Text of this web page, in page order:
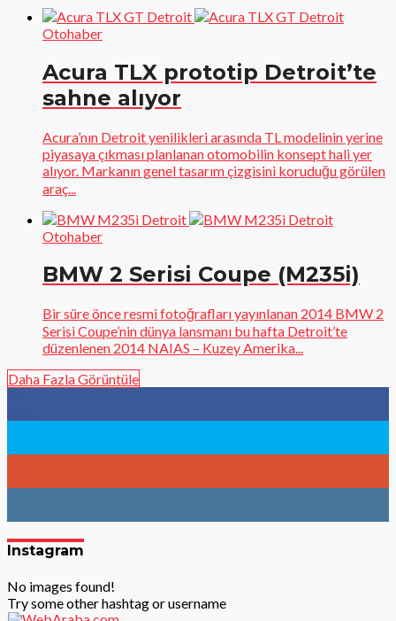
Otohaber
Acura TLX prototip Detroit’te
sahne alıyor
Acura’nın Detroit yenilikleri arasında TL modelinin yerine
piyasaya çıkması planlanan otomobilin konsept hali yer
alıyor. Markanın genel tasarım çizgisini koruduğu görülen
araç...
Otohaber
BMW 2 Serisi Coupe (M235i)
Bir süre önce resmi fotoğrafları yayınlanan 2014 BMW 2
Serisi Coupe’nin dünya lansmanı bu hafta Detroit’te
düzenlenen 2014 NAIAS – Kuzey Amerika...
Daha Fazla Görüntüle
Instagram
No images found!
Try some other hashtag or username